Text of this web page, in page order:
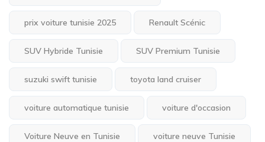
prix voiture tunisie 2025 Renault Scénic
SUV Hybride Tunisie SUV Premium Tunisie
suzuki swift tunisie toyota land cruiser
voiture automatique tunisie voiture d'occasion
Voiture Neuve en Tunisie voiture neuve Tunisie